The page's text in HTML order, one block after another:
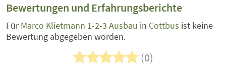
Bewertungen und Erfahrungsberichte
FürMarco Klietmann 1-2-3 Ausbau in Cottbus ist keine
Bewertung abgegeben worden.
(0)